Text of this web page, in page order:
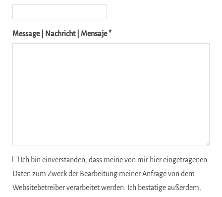
Message | Nachricht | Mensaje *
Ich bin einverstanden, dass meine von mir hier eingetragenen
Daten zum Zweck der Bearbeitung meiner Anfrage von dem
Websitebetreiber verarbeitet werden. Ich bestätige außerdem,